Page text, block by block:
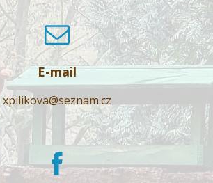
E-mail
xpilikova@seznam.cz